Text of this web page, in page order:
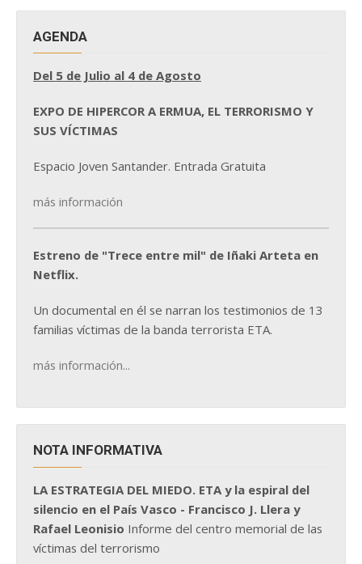
AGENDA
Del 5 de Julio al 4 de Agosto
EXPO DE HIPERCOR A ERMUA, EL TERRORISMO Y
SUS VÍCTIMAS
Espacio Joven Santander. Entrada Gratuita
más información
Estreno de "Trece entre mil" de Iñaki Arteta en
Netflix.
Un documental en él se narran los testimonios de 13
familias víctimas de la banda terrorista ETA.
más información...
NOTA INFORMATIVA
LA ESTRATEGIA DEL MIEDO. ETA y la espiral del
silencio en el País Vasco - Francisco J. Llera y
Rafael Leonisio Informe del centro memorial de las
víctimas del terrorismo